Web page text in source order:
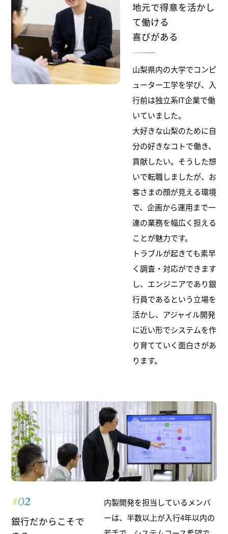
地元で得意を活かし
て働ける
喜びがある
山梨県内の大学でコンピ
ューター工学を学び、入
行前は独立系IT企業で働
いていました。
大好きな山梨のために自
分の好きなコトで働き、
貢献したい。そうした想
いで転職しましたが、お
客さまの顔が見える環境
で、企画から運用まで一
連の業務を幅広く担える
ことが魅力です。
トラブルが起きても素早
く調査・対応ができます
し、エンジニアであり銀
行員であるという立場を
活かし、アジャイル開発
に近い形でシステムを作
り育てていく面白さがあ
ります。
#02
銀行だからこそで
内製開発を担当しているメンバ
ーは、半数以上が入行4年以内の